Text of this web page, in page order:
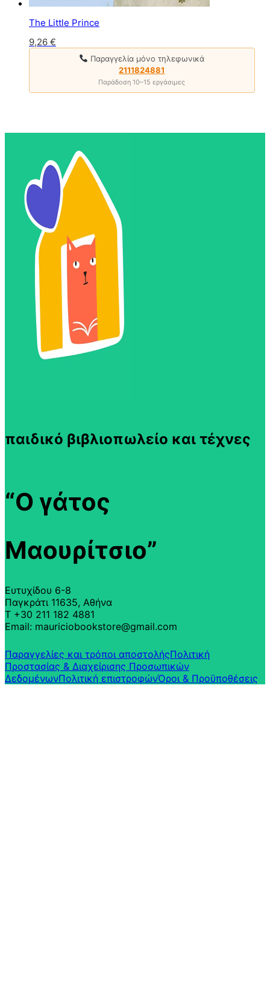
The Little Prince
9,26 €
Παραγγελία μόνο τηλεφωνικά
2111824881
Παράδοση 10–15 εργάσιμες
παιδικό βιβλιοπωλείο και τέχνες
“Ο γάτος
Μαουρίτσιο”
Ευτυχίδου 6-8
Παγκράτι 11635, Αθήνα
T +30 211 182 4881
Email: mauriciobookstore@gmail.com
Παραγγελίες και τρόποι αποστολήςΠολιτική
Προστασίας & Διαχείρισης Προσωπικών
ΔεδομένωνΠολιτική επιστροφών​Όροι & Προϋποθέσεις​